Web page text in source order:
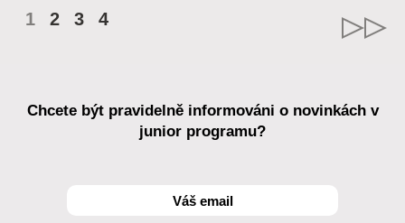
1 2 3 4
Chcete být pravidelně informováni o novinkách v
junior programu?